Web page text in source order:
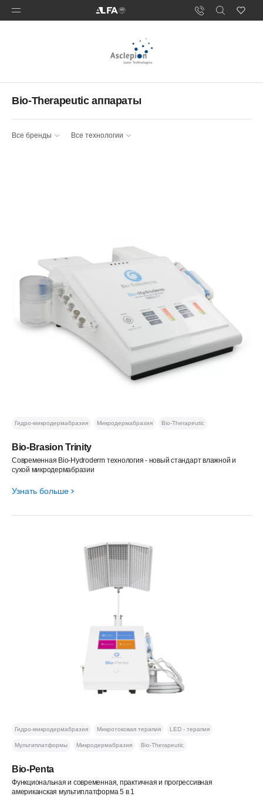
Bio-Therapeutic аппараты
Все бренды Все технологии
Bio-Brasion Trinity
Современная Bio-Hydroderm технология - новый стандарт влажной и
сухой микродермабразии
Гидро-микродермабразия Микродермабразия Bio-Therapeutic
Узнать больше
Bio-Penta
Функциональная и современная, практичная и прогрессивная
американская мультиплатформа 5 в 1
Гидро-микродермабразия Микротоковая терапия LED - терапия
Мультиплатформы Микродермабразия Bio-Therapeutic